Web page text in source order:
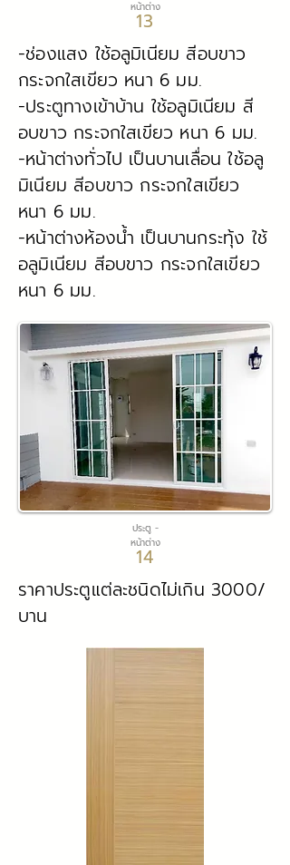
หน้าต่าง
13
-ช่องแสง ใช้อลูมิเนียม สีอบขาว
กระจกใสเขียว หนา 6 มม.
-ประตูทางเข้าบ้าน ใช้อลูมิเนียม สี
อบขาว กระจกใสเขียว หนา 6 มม.
-หน้าต่างทั่วไป เป็นบานเลื่อน ใช้อลู
มิเนียม สีอบขาว กระจกใสเขียว
หนา 6 มม.
-หน้าต่างห้องน้ำ เป็นบานกระทุ้ง ใช้
อลูมิเนียม สีอบขาว กระจกใสเขียว
หนา 6 มม.
ประตู -
หน้าต่าง
14
ราคาประตูแต่ละชนิดไม่เกิน 3000/
บาน